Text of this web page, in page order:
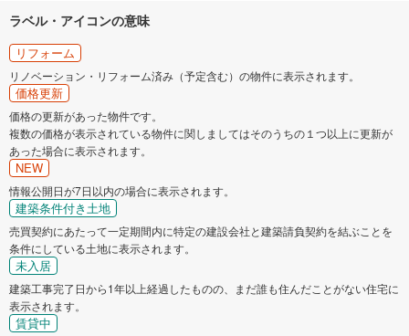
ラベル・アイコンの意味
リフォーム
リノベーション・リフォーム済み（予定含む）の物件に表示されます。
価格更新
価格の更新があった物件です。
複数の価格が表示されている物件に関しましてはそのうちの１つ以上に更新が
あった場合に表示されます。
NEW
情報公開日が7日以内の場合に表示されます。
建築条件付き土地
売買契約にあたって一定期間内に特定の建設会社と建築請負契約を結ぶことを
条件にしている土地に表示されます。
未入居
建築工事完了日から1年以上経過したものの、まだ誰も住んだことがない住宅に
表示されます。
賃貸中